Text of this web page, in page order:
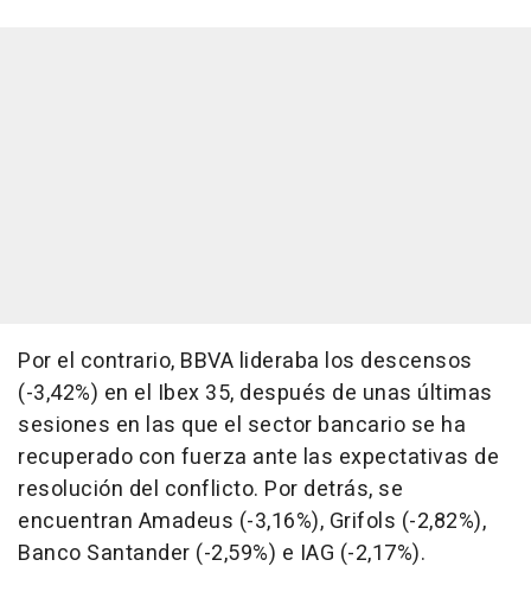
Por el contrario, BBVA lideraba los descensos
(-3,42%) en el Ibex 35, después de unas últimas
sesiones en las que el sector bancario se ha
recuperado con fuerza ante las expectativas de
resolución del conflicto. Por detrás, se
encuentran Amadeus (-3,16%), Grifols (-2,82%),
Banco Santander (-2,59%) e IAG (-2,17%).